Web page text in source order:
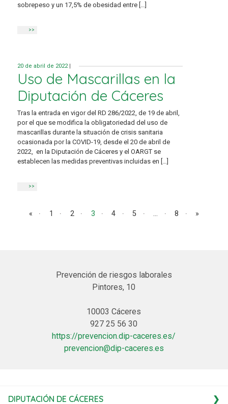
sobrepeso y un 17,5% de obesidad entre […]
>>
20 de abril de 2022
Uso de Mascarillas en la
Diputación de Cáceres
Tras la entrada en vigor del RD 286/2022, de 19 de abril,
por el que se modifica la obligatoriedad del uso de
mascarillas durante la situación de crisis sanitaria
ocasionada por la COVID-19, desde el 20 de abril de
2022, en la Diputación de Cáceres y el OARGT se
establecen las medidas preventivas incluidas en […]
>>
Navegación de entradas
« 1 2 3 4 5 … 8 »
Prevención de riesgos laborales
Pintores, 10
10003 Cáceres
927 25 56 30
https://prevencion.dip-caceres.es/
prevencion@dip-caceres.es
DIPUTACIÓN DE CÁCERES